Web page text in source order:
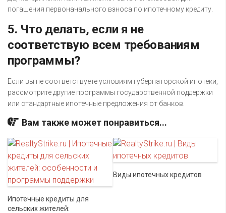
погашения первоначального взноса по ипотечному кредиту.
5. Что делать, если я не
соответствую всем требованиям
программы?
Если вы не соответствуете условиям губернаторской ипотеки,
рассмотрите другие программы государственной поддержки
или стандартные ипотечные предложения от банков.
Вам также может понравиться...
Ипотечные кредиты для
сельских жителей:
Виды ипотечных кредитов